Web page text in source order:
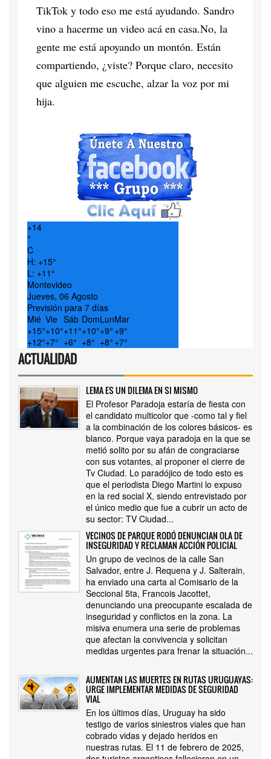
TikTok y todo eso me está ayudando. Sandro
vino a hacerme un video acá en casa.No, la
gente me está apoyando un montón. Están
compartiendo, ¿viste? Porque claro, necesito
que alguien me escuche, alzar la voz por mi
hija.
+14
°
C
H: +15°
L: +11°
Montevideo
Jueves, 06 Agosto
Previsión para 7 días
Mié Vie Sáb DomLunMar
+15°+10°+11°+10°+9° +9°
+12°+7° +6° +8° +8° +7°
ACTUALIDAD
LEMA ES UN DILEMA EN SI MISMO
El Profesor Paradoja estaría de fiesta con
el candidato multicolor que -como tal y fiel
a la combinación de los colores básicos- es
blanco. Porque vaya paradoja en la que se
metió solito por su afán de congraciarse
con sus votantes, al proponer el cierre de
Tv Ciudad. Lo paradójico de todo esto es
que el periodista Diego Martini lo expuso
en la red social X, siendo entrevistado por
el único medio que fue a cubrir un acto de
su sector: TV Ciudad...
VECINOS DE PARQUE RODÓ DENUNCIAN OLA DE
INSEGURIDAD Y RECLAMAN ACCIÓN POLICIAL
Un grupo de vecinos de la calle San
Salvador, entre J. Requena y J. Salterain,
ha enviado una carta al Comisario de la
Seccional 5ta, Francois Jacottet,
denunciando una preocupante escalada de
inseguridad y conflictos en la zona. La
misiva enumera una serie de problemas
que afectan la convivencia y solicitan
medidas urgentes para frenar la situación...
AUMENTAN LAS MUERTES EN RUTAS URUGUAYAS:
URGE IMPLEMENTAR MEDIDAS DE SEGURIDAD
VIAL
En los últimos días, Uruguay ha sido
testigo de varios siniestros viales que han
cobrado vidas y dejado heridos en
nuestras rutas. El 11 de febrero de 2025,